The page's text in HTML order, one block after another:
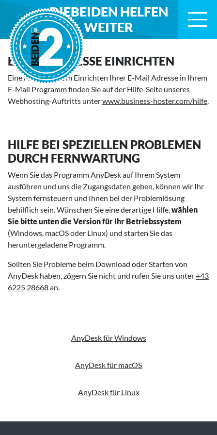
Zum Inhaltsbereich
Zum SeitenendeDIEBEIDEN HELFEN
WEITER
E-MAIL ADRESSE EINRICHTEN
Eine Anleitung zum Einrichten Ihrer E-Mail Adresse in Ihrem
E-Mail Programm finden Sie auf der Hilfe-Seite unseres
Webhosting-Auftritts unterwww.business-hoster.com/hilfe.
HILFE BEI SPEZIELLEN PROBLEMEN
DURCH FERNWARTUNG
Wenn Sie das Programm AnyDesk auf Ihrem System
ausführen und uns die Zugangsdaten geben, können wir Ihr
System fernsteuern und Ihnen bei der Problemlösung
behilflich sein. Wünschen Sie eine derartige Hilfe,wählen
Sie bitte unten die Version für Ihr Betriebssystem
(Windows, macOS oder Linux) und starten Sie das
heruntergeladene Programm.
Sollten Sie Probleme beim Download oder Starten von
AnyDesk haben, zögern Sie nicht und rufen Sie uns unter+43
6225 28668an.
AnyDesk für Windows
AnyDesk für macOS
AnyDesk für Linux